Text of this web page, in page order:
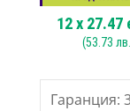
12x 27.47
(53.73
Гаранция: